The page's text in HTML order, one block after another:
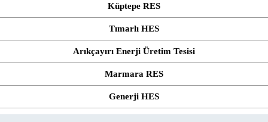
Küptepe RES
Tımarlı HES
Arıkçayırı Enerji Üretim Tesisi
Marmara RES
Generji HES